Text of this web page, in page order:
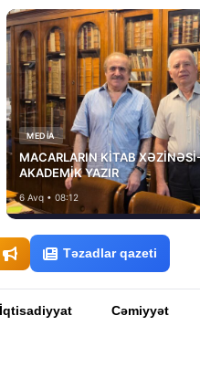
MEDİA
MACARLARIN KİTAB
AKADEMİK YAZIR
6 Avq • 08:12
Təzadlar qazeti
İqtisadiyyat Cəmiyyət